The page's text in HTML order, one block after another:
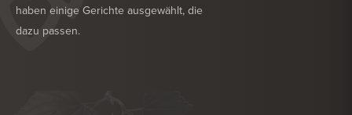
haben einige Gerichte ausgewählt, die
dazu passen.
KÖSTLICH ZU